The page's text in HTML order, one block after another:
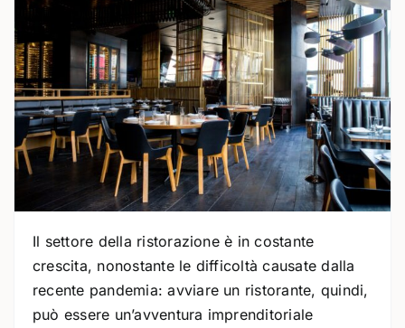
Il settore della ristorazione è in costante
crescita, nonostante le difficoltà causate dalla
recente pandemia: avviare un ristorante, quindi,
può essere un’avventura imprenditoriale